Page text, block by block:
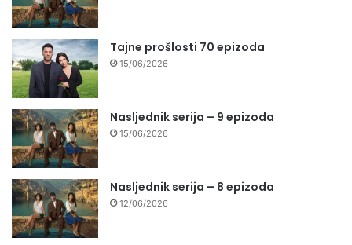
Tajne prošlosti 70 epizoda
15/06/2026
Nasljednik serija – 9 epizoda
15/06/2026
Nasljednik serija – 8 epizoda
12/06/2026